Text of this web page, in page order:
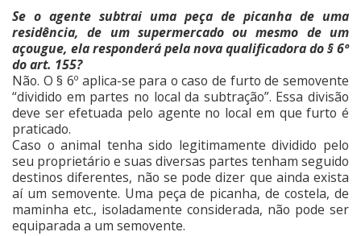
Se o agente subtrai uma peça de picanha de uma
residência, de um supermercado ou mesmo de um
açougue, ela responderá pela nova qualificadora do § 6º
do art. 155?
Não. O § 6º aplica-se para o caso de furto de semovente
“dividido em partes no local da subtração”. Essa divisão
deve ser efetuada pelo agente no local em que furto é
praticado.
Caso o animal tenha sido legitimamente dividido pelo
seu proprietário e suas diversas partes tenham seguido
destinos diferentes, não se pode dizer que ainda exista
aí um semovente. Uma peça de picanha, de costela, de
maminha etc., isoladamente considerada, não pode ser
equiparada a um semovente.